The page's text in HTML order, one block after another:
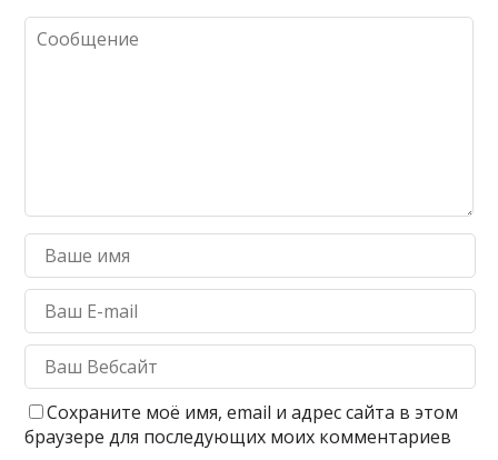
Сохраните моё имя, email и адрес сайта в этом
браузере для последующих моих комментариев